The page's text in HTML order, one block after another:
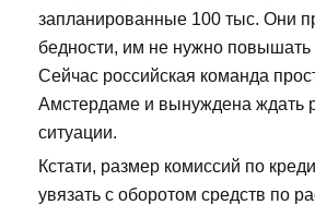
запланированные 100 тыс. Они
бедности, им не нужно повышать
Сейчас российская команда
Амстердаме и вынуждена ждать
ситуации.
Кстати, размер комиссий по
увязать с оборотом средств по